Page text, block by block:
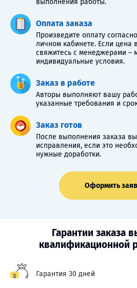
выполнения работы.
Оплата заказа
Произведите оплату
личном кабинете. Если цена
свяжитесь с менеджерами –
индивидуальные условия.
Заказ в работе
Авторы выполняют вашу
указанные требования и
Заказ готов
После выполнения заказа
исправления, если это
нужные доработки.
Оформить
Гарантии заказа
квалификационной
Гарантия 30 дней